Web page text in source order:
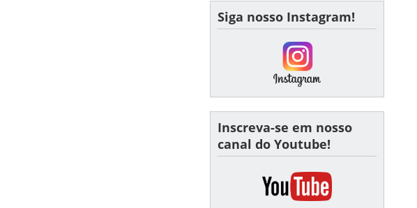
Siga nosso Instagram!
Inscreva-se em nosso
canal do Youtube!